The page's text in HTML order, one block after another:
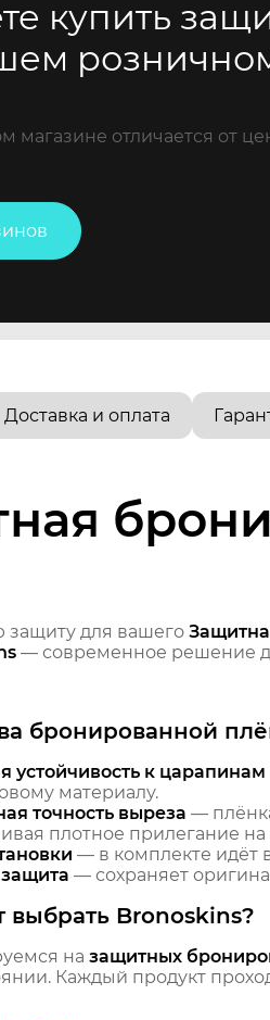
купить
магазине отличается от
Доставка и оплата
для вашего
— современное решение
бронированной
устойчивость к царапинам
материалу.
точность выреза —
плотное прилегание
— в комплекте идёт
— сохраняет
выбрать Bronoskins?
на защитных
Каждый продукт